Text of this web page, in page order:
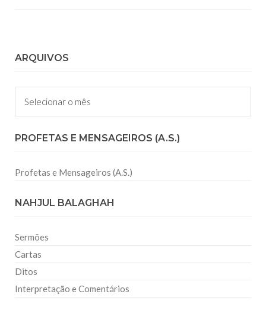
ARQUIVOS
Arquivos
PROFETAS E MENSAGEIROS (A.S.)
Profetas e Mensageiros (A.S.)
NAHJUL BALAGHAH
Sermões
Cartas
Ditos
Interpretação e Comentários